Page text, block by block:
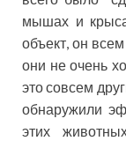
мышах и
объект, он
они не очень
это совсем
обнаружили
этих